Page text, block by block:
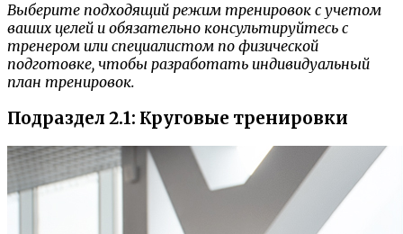
Выберите подходящий режим тренировок с учетом
ваших целей и обязательно консультируйтесь с
тренером или специалистом по физической
подготовке, чтобы разработать индивидуальный
план тренировок.
Подраздел 2.1: Круговые тренировки